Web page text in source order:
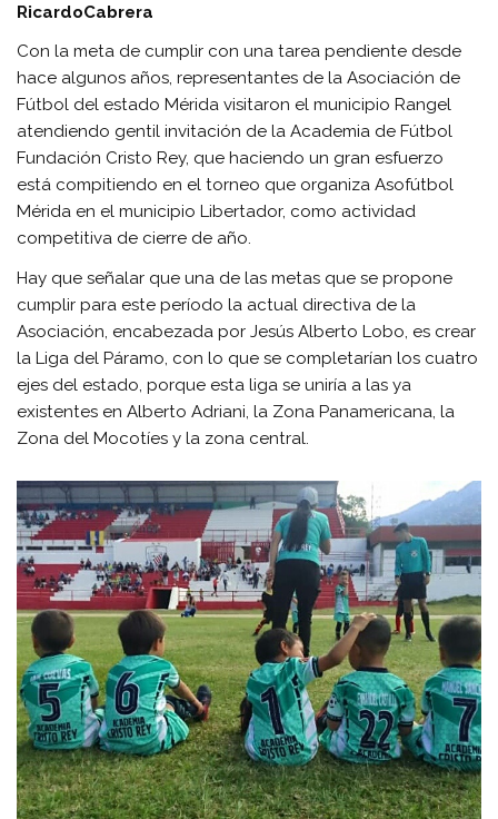
RicardoCabrera
Con la meta de cumplir con una tarea pendiente desde
hace algunos años, representantes de la Asociación de
Fútbol del estado Mérida visitaron el municipio Rangel
atendiendo gentil invitación de la Academia de Fútbol
Fundación Cristo Rey, que haciendo un gran esfuerzo
está compitiendo en el torneo que organiza Asofútbol
Mérida en el municipio Libertador, como actividad
competitiva de cierre de año.
Hay que señalar que una de las metas que se propone
cumplir para este período la actual directiva de la
Asociación, encabezada por Jesús Alberto Lobo, es crear
la Liga del Páramo, con lo que se completarían los cuatro
ejes del estado, porque esta liga se uniría a las ya
existentes en Alberto Adriani, la Zona Panamericana, la
Zona del Mocotíes y la zona central.